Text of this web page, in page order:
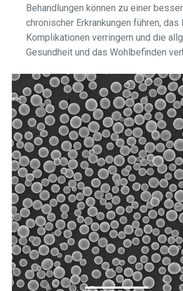
Behandlungen können zu einer
chronischer Erkrankungen führen, das
Komplikationen verringern und die
Gesundheit und das Wohlbefinden